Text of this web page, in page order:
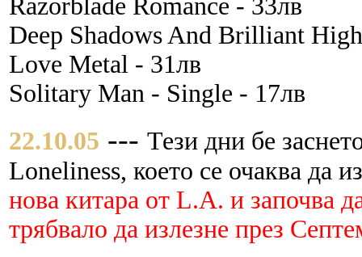
Razorblade Romance - 33лв
Deep Shadows And Brilliant
Love Metal - 31лв
Solitary Man - Single - 17лв
22.10.05 --- Тези дни бе
Loneliness, което се очаква да
нова китара от L.A. и започва
трябвало да излезне през